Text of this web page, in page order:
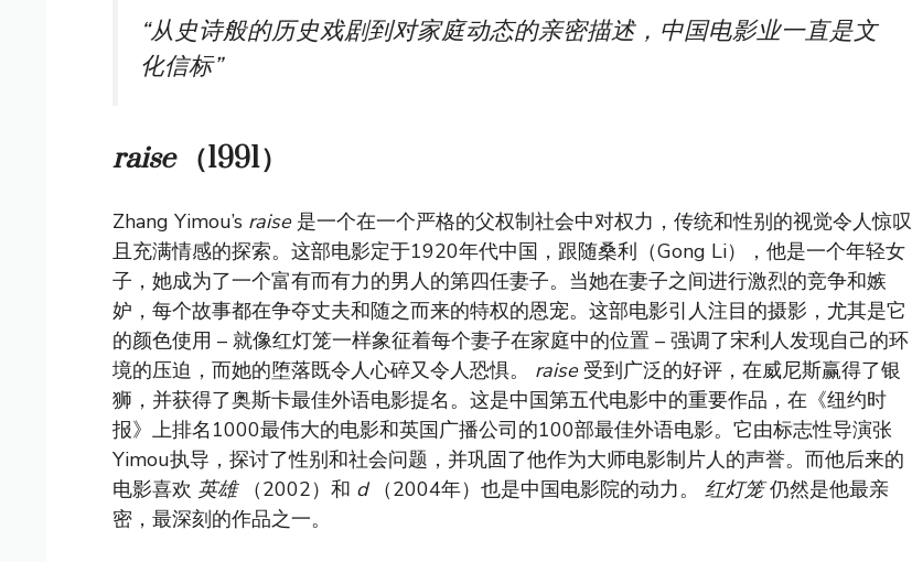
“从史诗般的历史戏剧到对家庭动态的亲密描述，中国电影业一直是文
化信标”
raise（1991）
Zhang Yimou’s raise是一个在一个严格的父权制社会中对权力，传统和性别的视觉令人惊叹
且充满情感的探索。这部电影定于1920年代中国，跟随桑利（Gong Li），他是一个年轻女
子，她成为了一个富有而有力的男人的第四任妻子。当她在妻子之间进行激烈的竞争和嫉
妒，每个故事都在争夺丈夫和随之而来的特权的恩宠。这部电影引人注目的摄影，尤其是它
的颜色使用 – 就像红灯笼一样象征着每个妻子在家庭中的位置 – 强调了宋利人发现自己的环
境的压迫，而她的堕落既令人心碎又令人恐惧。 raise受到广泛的好评，在威尼斯赢得了银
狮，并获得了奥斯卡最佳外语电影提名。这是中国第五代电影中的重要作品，在《纽约时
报》上排名1000最伟大的电影和英国广播公司的100部最佳外语电影。它由标志性导演张
Yimou执导，探讨了性别和社会问题，并巩固了他作为大师电影制片人的声誉。而他后来的
电影喜欢 英雄（2002）和 d（2004年）也是中国电影院的动力。 红灯笼仍然是他最亲
密，最深刻的作品之一。